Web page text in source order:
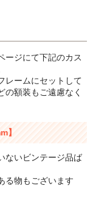
ージにて下記のカス
レームにセットして
の額装もご遠慮なく
】
ないビンテージ品ば
る物もございます